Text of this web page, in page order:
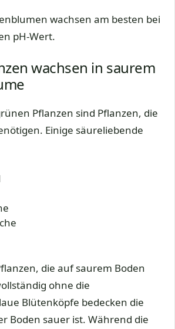
wachsen am besten bei
pH-Wert.
wachsen in saurem
Pflanzen sind Pflanzen, die
Einige säureliebende
die auf saurem Boden
ohne die
Blütenköpfe bedecken die
Boden sauer ist. Während die